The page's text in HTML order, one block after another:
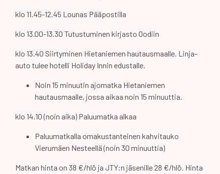
klo 11.45-12.45 Lounas Pääpostilla
klo 13.00-13.30 Tutustuminen kirjasto Oodiin
klo 13.40 Siirtyminen Hietaniemen hautausmaalle. Linja-
auto tulee hotelli Holiday Innin edustalle.
Noin 15 minuutin ajomatka Hietaniemen
hautausmaalle, jossa aikaa noin 15 minuuttia.
klo 14.10 (noin aika) Paluumatka alkaa
Paluumatkalla omakustanteinen kahvitauko
Vierumäen Nesteellä (noin 30 minuuttia)
Matkan hinta on 38 €/hlö ja JTY:n jäsenille 28 €/hlö. Hinta